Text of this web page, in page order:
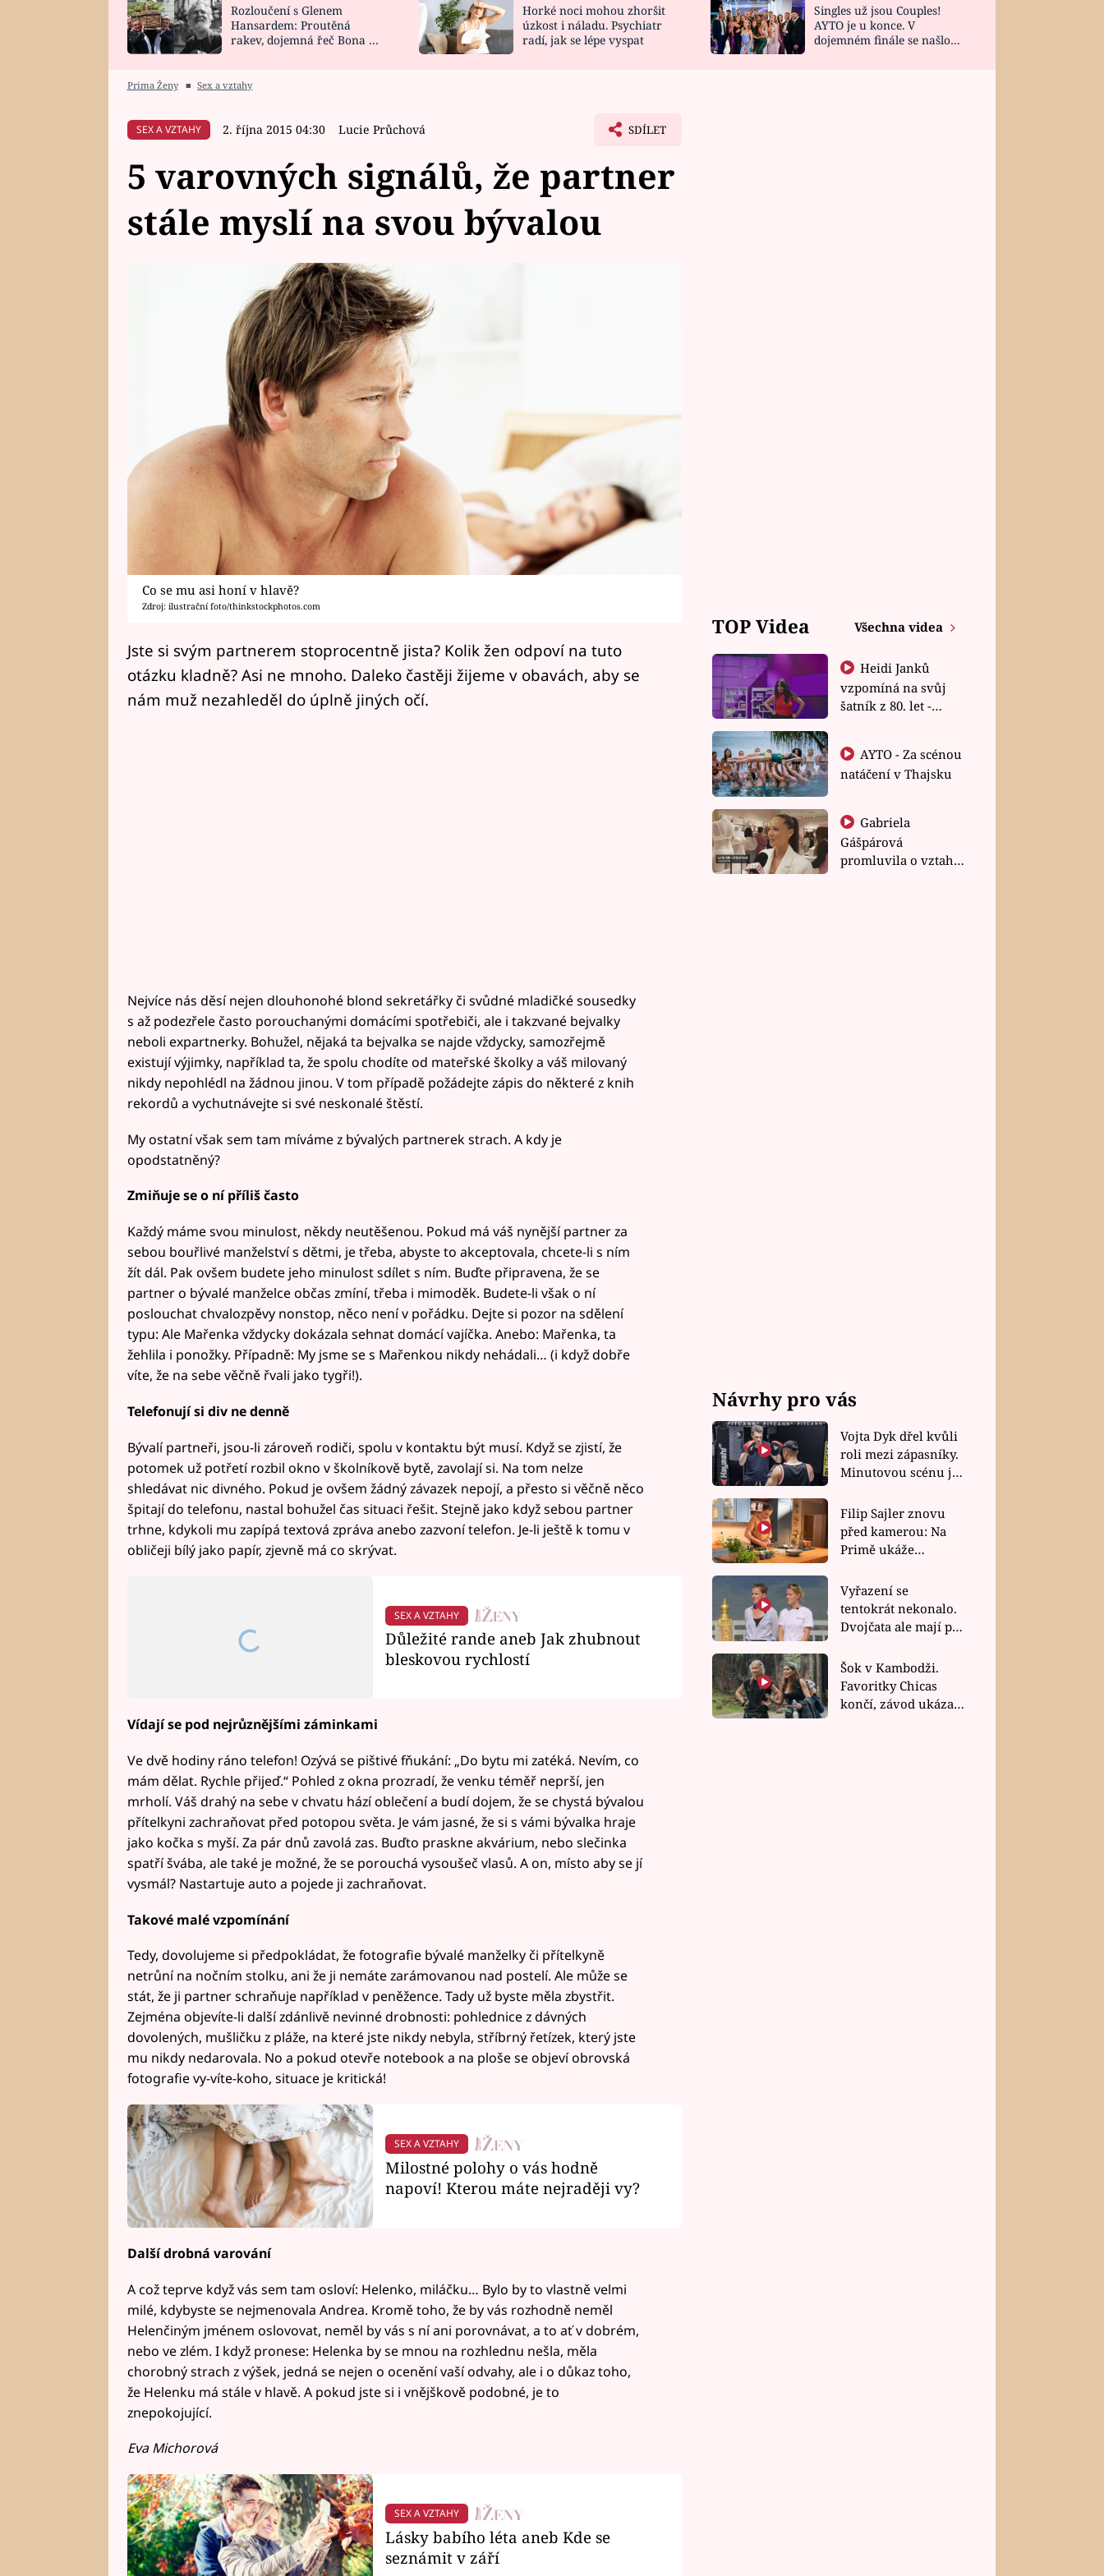
HOROSKOP NA
CELEBRITY
VAŘENÍ
NOVINKY
VIDEORECEPTY
ZAHRADA
DESIGN
Rozloučení s Glenem
Hansardem: Proutěná
rakev, dojemná řeč Bona a
Horké noci mohou zhoršit
úzkost i náladu. Psychiatr
radí, jak se lépe vyspat
Singles už jsou Couples!
AYTO je u konce. V
dojemném finále se našlo
Prima Ženy ■ Sex a vztahy
SEX A VZTAHY 2. října 2015 04:30 Lucie Průchová SDÍLET
5 varovných signálů, že partner
stále myslí na svou bývalou
Co se mu asi honí v hlavě?
Zdroj: ilustrační foto/thinkstockphotos.com
Jste si svým partnerem stoprocentně jista? Kolik žen odpoví na tuto
otázku kladně? Asi ne mnoho. Daleko častěji žijeme v obavách, aby se
nám muž nezahleděl do úplně jiných očí.
Nejvíce nás děsí nejen dlouhonohé blond sekretářky či svůdné mladičké sousedky
s až podezřele často porouchanými domácími spotřebiči, ale i takzvané bejvalky
neboli expartnerky. Bohužel, nějaká ta bejvalka se najde vždycky, samozřejmě
existují výjimky, například ta, že spolu chodíte od mateřské školky a váš milovaný
nikdy nepohlédl na žádnou jinou. V tom případě požádejte zápis do některé z knih
rekordů a vychutnávejte si své neskonalé štěstí.
My ostatní však sem tam míváme z bývalých partnerek strach. A kdy je
opodstatněný?
Zmiňuje se o ní příliš často
Každý máme svou minulost, někdy neutěšenou. Pokud má váš nynější partner za
sebou bouřlivé manželství s dětmi, je třeba, abyste to akceptovala, chcete-li s ním
žít dál. Pak ovšem budete jeho minulost sdílet s ním. Buďte připravena, že se
partner o bývalé manželce občas zmíní, třeba i mimoděk. Budete-li však o ní
poslouchat chvalozpěvy nonstop, něco není v pořádku. Dejte si pozor na sdělení
typu: Ale Mařenka vždycky dokázala sehnat domácí vajíčka. Anebo: Mařenka, ta
žehlila i ponožky. Případně: My jsme se s Mařenkou nikdy nehádali… (i když dobře
víte, že na sebe věčně řvali jako tygři!).
Telefonují si div ne denně
Bývalí partneři, jsou-li zároveň rodiči, spolu v kontaktu být musí. Když se zjistí, že
potomek už potřetí rozbil okno v školníkově bytě, zavolají si. Na tom nelze
shledávat nic divného. Pokud je ovšem žádný závazek nepojí, a přesto si věčně něco
špitají do telefonu, nastal bohužel čas situaci řešit. Stejně jako když sebou partner
trhne, kdykoli mu zapípá textová zpráva anebo zazvoní telefon. Je-li ještě k tomu v
obličeji bílý jako papír, zjevně má co skrývat.
SEX A VZTAHY
Důležité rande aneb Jak zhubnout
bleskovou rychlostí
Vídají se pod nejrůznějšími záminkami
Ve dvě hodiny ráno telefon! Ozývá se pištivé fňukání: „Do bytu mi zatéká. Nevím, co
mám dělat. Rychle přijeď.“ Pohled z okna prozradí, že venku téměř neprší, jen
mrholí. Váš drahý na sebe v chvatu hází oblečení a budí dojem, že se chystá bývalou
přítelkyni zachraňovat před potopou světa. Je vám jasné, že si s vámi bývalka hraje
jako kočka s myší. Za pár dnů zavolá zas. Buďto praskne akvárium, nebo slečinka
spatří švába, ale také je možné, že se porouchá vysoušeč vlasů. A on, místo aby se jí
vysmál? Nastartuje auto a pojede ji zachraňovat.
Takové malé vzpomínání
Tedy, dovolujeme si předpokládat, že fotografie bývalé manželky či přítelkyně
netrůní na nočním stolku, ani že ji nemáte zarámovanou nad postelí. Ale může se
stát, že ji partner schraňuje například v peněžence. Tady už byste měla zbystřit.
Zejména objevíte-li další zdánlivě nevinné drobnosti: pohlednice z dávných
dovolených, mušličku z pláže, na které jste nikdy nebyla, stříbrný řetízek, který jste
mu nikdy nedarovala. No a pokud otevře notebook a na ploše se objeví obrovská
fotografie vy-víte-koho, situace je kritická!
SEX A VZTAHY
Milostné polohy o vás hodně
napoví! Kterou máte nejraději vy?
Další drobná varování
A což teprve když vás sem tam osloví: Helenko, miláčku… Bylo by to vlastně velmi
milé, kdybyste se nejmenovala Andrea. Kromě toho, že by vás rozhodně neměl
Helenčiným jménem oslovovat, neměl by vás s ní ani porovnávat, a to ať v dobrém,
nebo ve zlém. I když pronese: Helenka by se mnou na rozhlednu nešla, měla
chorobný strach z výšek, jedná se nejen o ocenění vaší odvahy, ale i o důkaz toho,
že Helenku má stále v hlavě. A pokud jste si i vnějškově podobné, je to
znepokojující.
Eva Michorová
SEX A VZTAHY
Lásky babího léta aneb Kde se
seznámit v září
TOP Videa Všechna videa
Heidi Janků
vzpomíná na svůj
šatník z 80. let -
natáčení v Thajsku
Gabriela
Gášpárová
promluvila o vztahu
Návrhy pro vás
Vojta Dyk dřel kvůli
roli mezi zápasníky.
Minutovou scénu jel
Filip Sajler znovu
před kamerou: Na
Primě ukáže
rychlé recepty
Vyřazení se
tentokrát nekonalo.
Dvojčata ale mají po
závodu nůž na krku
Šok v Kambodži.
Favoritky Chicas
končí, závod ukázal